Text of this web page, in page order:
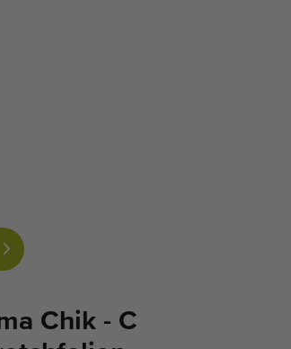
Chik - C